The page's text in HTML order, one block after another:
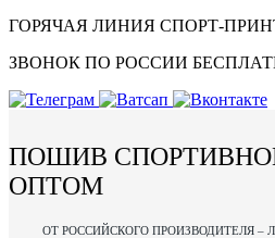
ГОРЯЧАЯ ЛИНИЯ СПОРТ-
ЗВОНОК ПО РОССИИ
ПОШИВ
ОПТОМ
ОТ РОССИЙСКОГО ПРОИЗВОДИТЕЛЯ